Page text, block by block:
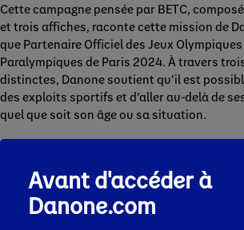
Cette campagne pensée par BETC,
et trois affiches, raconte cette mission de
que Partenaire Officiel des Jeux
Paralympiques de Paris 2024. À travers
distinctes, Danone soutient qu’il est
des exploits sportifs et d’aller au-delà de
quel que soit son âge ou sa situation.
Grimper jusqu’en haut d’un mur
en longueur, en portant une prothèse, ou
grand saut en skate à un âge avancé. Des
grâce à l’association des bonnes habitudes
Avant d'accéder à
Danone.com